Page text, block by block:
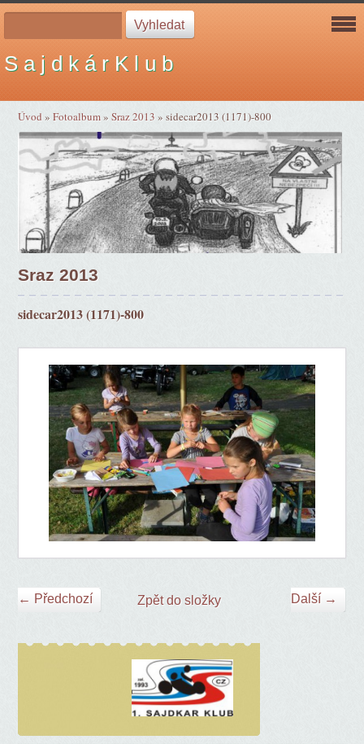
S a j d k á r K l u b
Úvod »Fotoalbum»Sraz 2013 »sidecar2013 (1171)-800
Sraz 2013
sidecar2013 (1171)-800
← Předchozí Další →
Zpět do složky